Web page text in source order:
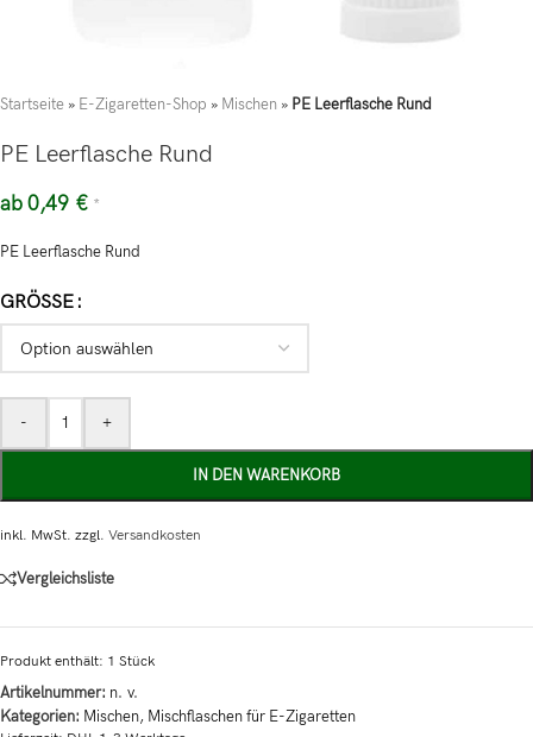
Startseite » E-Zigaretten-Shop » Mischen » PE Leerflasche Rund
PE Leerflasche Rund
ab 0,49 € *
PE Leerflasche Rund
GRÖSSE
- +
IN DEN WARENKORB
inkl. MwSt. zzgl. Versandkosten
Vergleichsliste
Produkt enthält: 1 Stück
Artikelnummer: n. v.
Kategorien: Mischen, Mischflaschen für E-Zigaretten